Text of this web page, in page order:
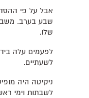
אבל על פי
שבע בערב.
שלו.
לפעמים עלה
לשעתיים.
ניקיטה היה
לשבתות וימי